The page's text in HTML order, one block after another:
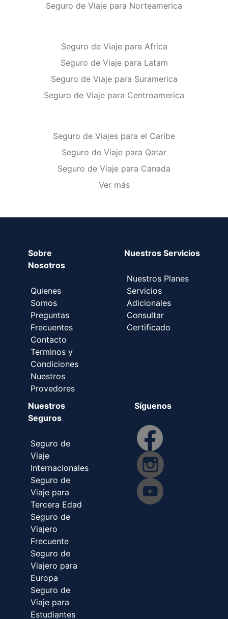
Seguro de Viaje para Norteamerica
Seguro de Viaje para Africa
Seguro de Viaje para Latam
Seguro de Viaje para Suramerica
Seguro de Viaje para Centroamerica
Seguro de Viajes para el Caribe
Seguro de Viaje para Qatar
Seguro de Viaje para Canada
Ver más
Sobre
Nosotros
Quienes
Somos
Preguntas
Frecuentes
Contacto
Terminos y
Condiciones
Nuestros
Provedores
Nuestros Servicios
Nuestros Planes
Servicios
Adicionales
Consultar
Certificado
Nuestros
Seguros
Seguro de
Viaje
Internacionales
Seguro de
Viaje para
Tercera Edad
Seguro de
Viajero
Frecuente
Seguro de
Viajero para
Europa
Seguro de
Viaje para
Estudiantes
Síguenos